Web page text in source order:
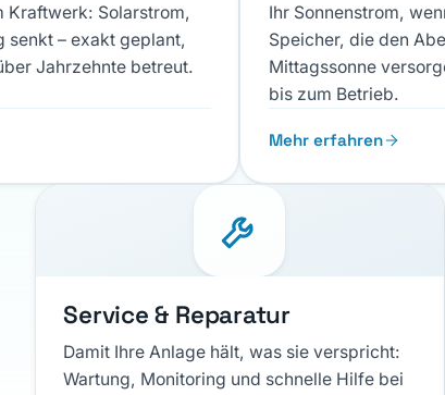
Kraftwerk: Solarstrom,
senkt – exakt geplant,
Jahrzehnte betreut.
Ihr Sonnenstrom,
Speicher, die den
Mittagssonne
bis zum Betrieb.
Mehr erfahren
Service & Reparatur
Damit Ihre Anlage hält, was sie verspricht:
Wartung, Monitoring und schnelle Hilfe bei